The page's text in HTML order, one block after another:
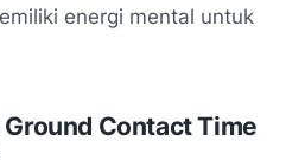
energi mental untuk
Contact Time